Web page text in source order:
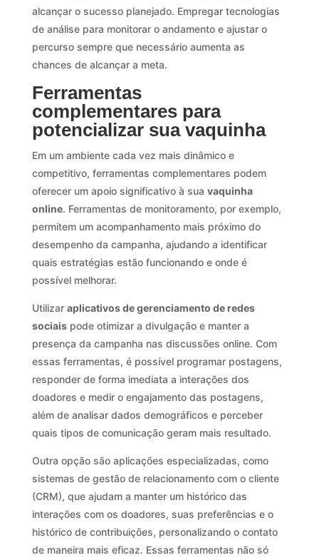
alcançar o sucesso planejado. Empregar tecnologias
de análise para monitorar o andamento e ajustar o
percurso sempre que necessário aumenta as
chances de alcançar a meta.
Ferramentas
complementares para
potencializar sua vaquinha
Em um ambiente cada vez mais dinâmico e
competitivo, ferramentas complementares podem
oferecer um apoio significativo à sua vaquinha
online. Ferramentas de monitoramento, por exemplo,
permitem um acompanhamento mais próximo do
desempenho da campanha, ajudando a identificar
quais estratégias estão funcionando e onde é
possível melhorar.
Utilizar aplicativos de gerenciamento de redes
sociaispode otimizar a divulgação e manter a
presença da campanha nas discussões online. Com
essas ferramentas, é possível programar postagens,
responder de forma imediata a interações dos
doadores e medir o engajamento das postagens,
além de analisar dados demográficos e perceber
quais tipos de comunicação geram mais resultado.
Outra opção são aplicações especializadas, como
sistemas de gestão de relacionamento com o cliente
(CRM), que ajudam a manter um histórico das
interações com os doadores, suas preferências e o
histórico de contribuições, personalizando o contato
de maneira mais eficaz. Essas ferramentas não só